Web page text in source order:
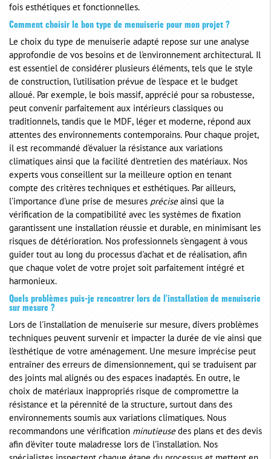
fois esthétiques et fonctionnelles.
Comment choisir le bon type de menuiserie pour mon projet ?
Le choix du type de menuiserie adapté repose sur une analyse
approfondie de vos besoins et de l'environnement architectural. Il
est essentiel de considérer plusieurs éléments, tels que le style
de construction, l'utilisation prévue de l'espace et le budget
alloué. Par exemple, le bois massif, apprécié pour sa robustesse,
peut convenir parfaitement aux intérieurs classiques ou
traditionnels, tandis que le MDF, léger et moderne, répond aux
attentes des environnements contemporains. Pour chaque projet,
il est recommandé d'évaluer la résistance aux variations
climatiques ainsi que la facilité d'entretien des matériaux. Nos
experts vous conseillent sur la meilleure option en tenant
compte des critères techniques et esthétiques. Par ailleurs,
l'importance d'une prise de mesures préciseainsi que la
vérification de la compatibilité avec les systèmes de fixation
garantissent une installation réussie et durable, en minimisant les
risques de détérioration. Nos professionnels s'engagent à vous
guider tout au long du processus d'achat et de réalisation, afin
que chaque volet de votre projet soit parfaitement intégré et
harmonieux.
Quels problèmes puis-je rencontrer lors de l'installation de menuiserie
sur mesure ?
Lors de l'installation de menuiserie sur mesure, divers problèmes
techniques peuvent survenir et impacter la durée de vie ainsi que
l'esthétique de votre aménagement. Une mesure imprécise peut
entraîner des erreurs de dimensionnement, qui se traduisent par
des joints mal alignés ou des espaces inadaptés. En outre, le
choix de matériaux inappropriés risque de compromettre la
résistance et la pérennité de la structure, surtout dans des
environnements soumis aux variations climatiques. Nous
recommandons une vérification minutieusedes plans et des devis
afin d'éviter toute maladresse lors de l'installation. Nos